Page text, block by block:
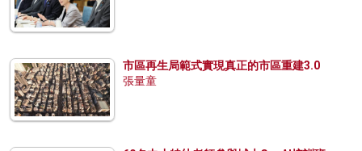
市區再生局範式實現真正的市區重建3.0
張量童